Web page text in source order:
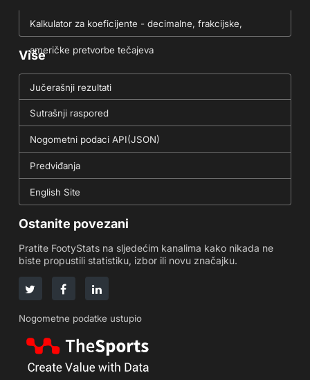
Kalkulator za koeficijente - decimalne, frakcijske,
američke pretvorbe tečajeva
Više
Jučerašnji rezultati
Sutrašnji raspored
Nogometni podaci API(JSON)
Predviđanja
English Site
Ostanite povezani
Pratite FootyStats na sljedećim kanalima kako nikada ne
biste propustili statistiku, izbor ili novu značajku.
Nogometne podatke ustupio